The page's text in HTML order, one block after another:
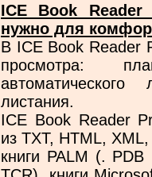
ICE Book
нужно для
В ICE Book Reader
просмотра:
листания.
ICE Book Reader
из TXT, HTML,
книги PALM (.